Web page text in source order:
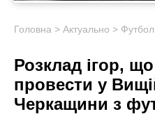
Головна > Актуально > Футбол
Розклад ігор,
провести у
Черкащини з